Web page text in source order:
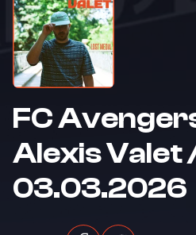
FC
Alexis Valet
03.03.2026